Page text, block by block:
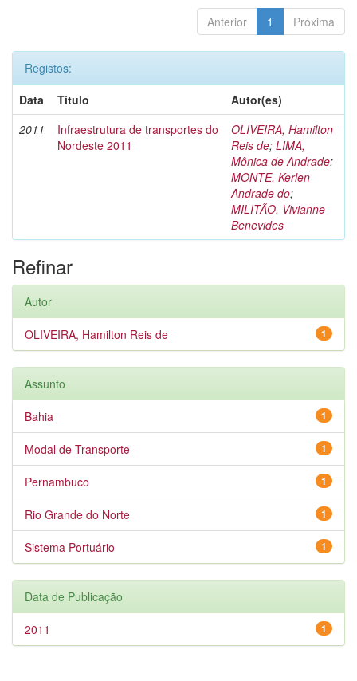
Anterior 1 Próxima
Registos:
Data
Título
Autor(es)
2011
Infraestrutura de transportes do
Nordeste 2011
OLIVEIRA, Hamilton
Reis de; LIMA,
Mônica de Andrade;
MONTE, Kerlen
Andrade do;
MILITÃO, Vivianne
Benevides
Refinar
Autor
1
OLIVEIRA, Hamilton Reis de
Assunto
1
Bahia
1
Modal de Transporte
1
Pernambuco
1
Rio Grande do Norte
1
Sistema Portuário
Data de Publicação
1
2011